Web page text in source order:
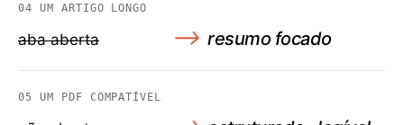
04 UM ARTIGO LONGO
aba aberta ⟶ resumo focado
05 UM PDF COMPATÍVEL